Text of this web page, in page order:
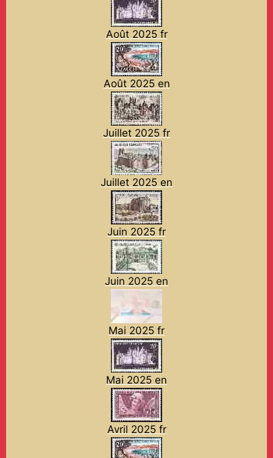
Août 2025 fr
Août 2025 en
Juillet 2025 fr
Juillet 2025 en
Juin 2025 fr
Juin 2025 en
Mai 2025 fr
Mai 2025 en
Avril 2025 fr